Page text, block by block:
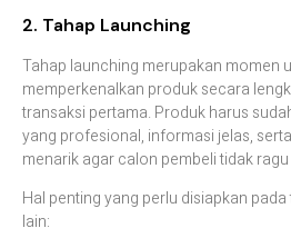
2. Tahap Launching
Tahap launching merupakan momen
memperkenalkan produk secara
transaksi pertama. Produk harus
yang profesional, informasi jelas,
menarik agar calon pembeli tidak
Hal penting yang perlu disiapkan
lain: